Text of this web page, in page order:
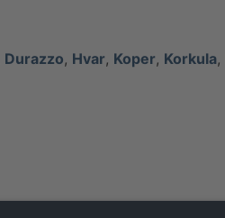
Durazzo, Hvar, Koper, Korkula,